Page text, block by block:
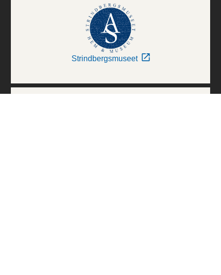
Strindbergsmuseet